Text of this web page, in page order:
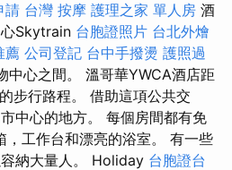
請 台灣 按摩 護理之家 單人房 酒
Skytrain 台胞證照片 台北外燴
薦 公司登記 台中手撥燙 護照過
中心之間。 溫哥華YWCA酒店距
步行路程。 借助這項公共交
中心的地方。 每個房間都有免
，工作台和漂亮的浴室。 有一些
納大量人。 Holiday 台胞證台